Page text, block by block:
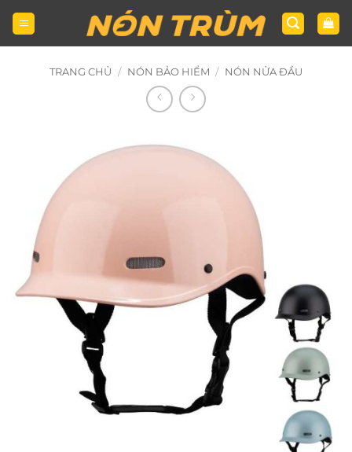
Bỏ
qua
nội
TRANG CHỦ / NÓN BẢO HIỂM / NÓN NỬA ĐẦU